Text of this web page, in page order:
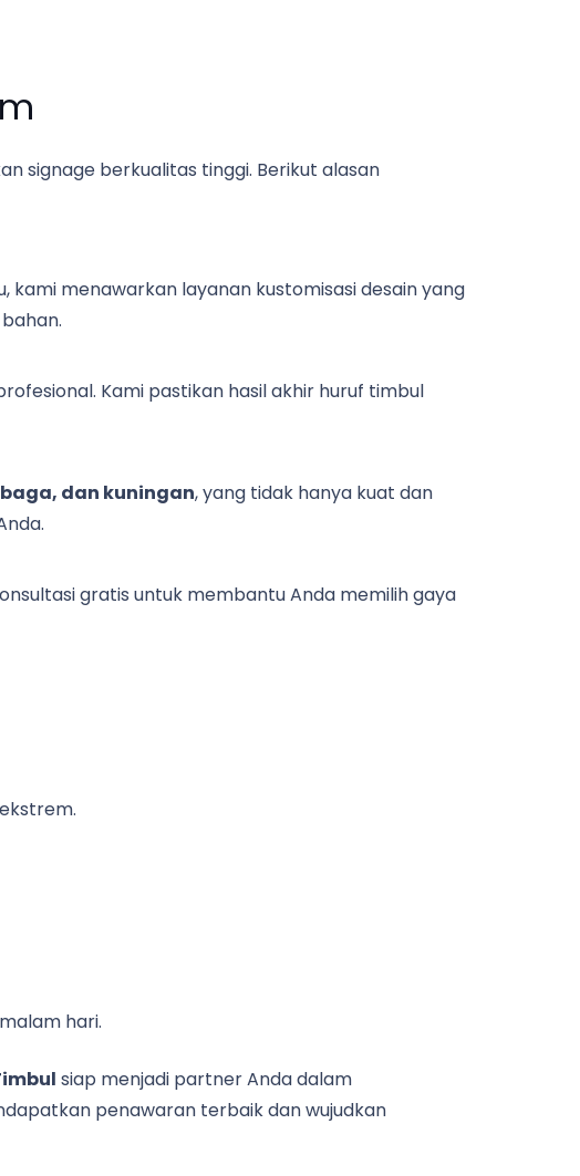
signage berkualitas tinggi. Berikut alasan
kami menawarkan layanan kustomisasi desain yang
Kami pastikan hasil akhir huruf timbul
dan kuningan, yang tidak hanya kuat dan
gratis untuk membantu Anda memilih gaya
hari.
siap menjadi partner Anda dalam
penawaran terbaik dan wujudkan